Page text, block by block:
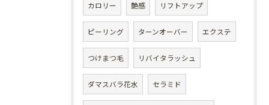
カロリー 艶感 リフトアップ
ピーリング ターンオーバー エクステ
つけまつ毛 リバイタラッシュ
ダマスバラ花水 セラミド